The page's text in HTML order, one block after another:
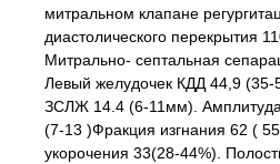
митральном клапане
диастолического перекрытия
Митрально- септальная
Левый желудочек КДД 44,9
ЗСЛЖ 14.4 (6-11мм).
(7-13 )Фракция изгнания 62 (
укорочения 33(28-44%).